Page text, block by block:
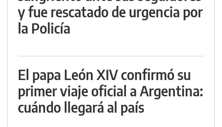
y fue rescatado de urgencia por
la Policía
El papa León XIV confirmó su
primer viaje oficial a Argentina:
cuándo llegará al país